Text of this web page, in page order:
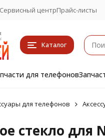
Сервисный центрПрайс-листы
Каталог
для телефонов
для телефонов
стекло для